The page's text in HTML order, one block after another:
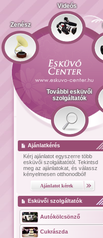
Zenész
Videós
További esküvői
szolgáltatók
Ajánlatkérés
Kérj ajánlatot egyszerre több
esküvői szolgáltatótól. Tekintsd
meg az ajánlatokat, és válassz
kényelmesen otthonodból!
Esküvői szolgáltatók
Autókölcsönző
Cukrászda